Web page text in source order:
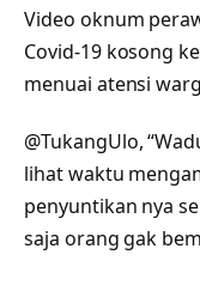
Video oknum
Covid-19 kosong
menuai atensi
@TukangUlo,
lihat waktu
penyuntikan nya
saja orang gak